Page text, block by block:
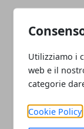
Utilizziamo i
web e il
categorie
Cookie Policy
Come
12/05/2025